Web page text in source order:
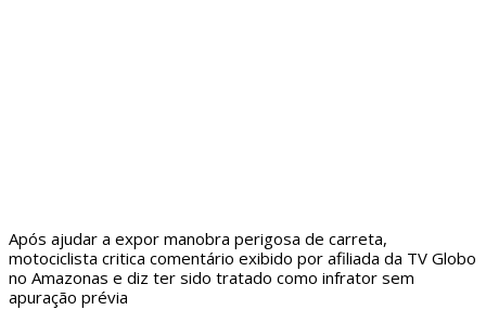
Após ajudar a expor manobra perigosa de carreta,
motociclista critica comentário exibido por afiliada da TV Globo
no Amazonas e diz ter sido tratado como infrator sem
apuração prévia